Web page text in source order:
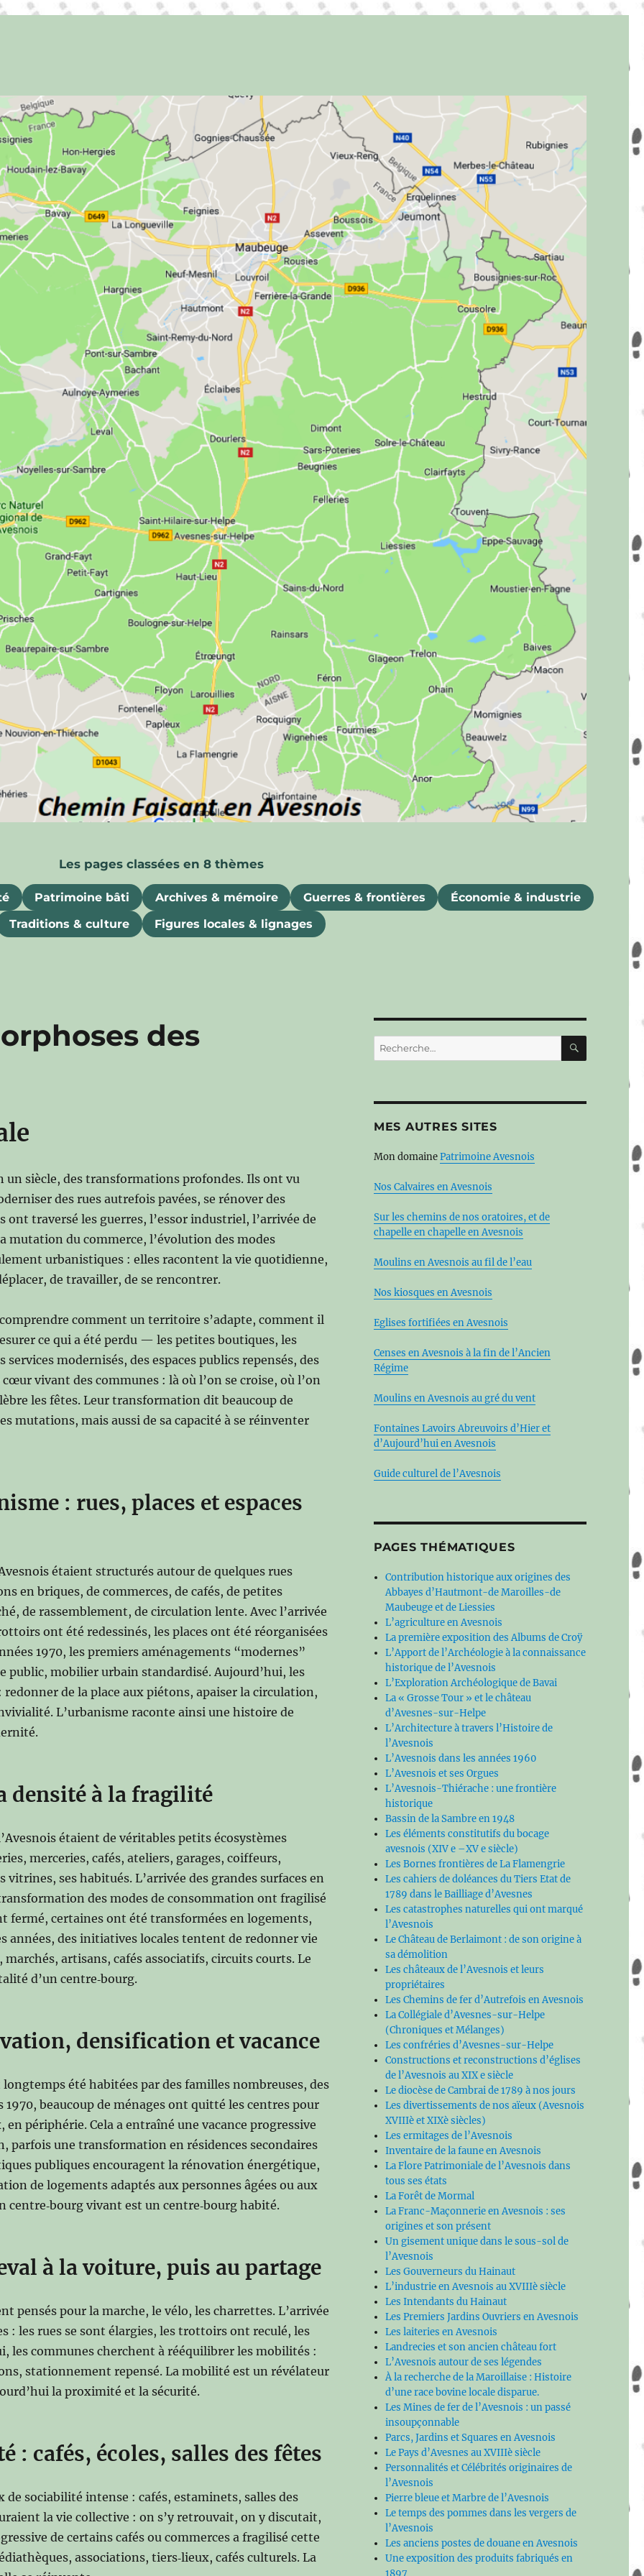
Patrimoine bâti Archives & mémoire Guerres & frontières
Économie & industrie
Traditions & culture
Figures locales & lignages
des
un siècle, des transformations profondes. Ils ont vu
des rues autrefois pavées, se rénover des
ont traversé les guerres, l’essor industriel, l’arrivée de
mutation du commerce, l’évolution des modes
urbanistiques : elles racontent la vie quotidienne,
de travailler, de se rencontrer.
comment un territoire s’adapte, comment il
ce qui a été perdu — les petites boutiques, les
modernisés, des espaces publics repensés, des
vivant des communes : là où l’on se croise, où l’on
les fêtes. Leur transformation dit beaucoup de
mutations, mais aussi de sa capacité à se réinventer
: rues, places et espaces
étaient structurés autour de quelques rues
en briques, de commerces, de cafés, de petites
de rassemblement, de circulation lente. Avec l’arrivée
ont été redessinés, les places ont été réorganisées
1970, les premiers aménagements “modernes”
public, mobilier urbain standardisé. Aujourd’hui, les
de la place aux piétons, apaiser la circulation,
L’urbanisme raconte ainsi une histoire de
densité à la fragilité
étaient de véritables petits écosystèmes
merceries, cafés, ateliers, garages, coiffeurs,
ses habitués. L’arrivée des grandes surfaces en
des modes de consommation ont fragilisé
fermé, certaines ont été transformées en logements,
années, des initiatives locales tentent de redonner vie
artisans, cafés associatifs, circuits courts. Le
d’un centre‑bourg.
densification et vacance
été habitées par des familles nombreuses, des
beaucoup de ménages ont quitté les centres pour
périphérie. Cela a entraîné une vacance progressive
parfois une transformation en résidences secondaires
publiques encouragent la rénovation énergétique,
de logements adaptés aux personnes âgées ou aux
centre‑bourg vivant est un centre‑bourg habité.
à la voiture, puis au partage
pensés pour la marche, le vélo, les charrettes. L’arrivée
: les rues se sont élargies, les trottoirs ont reculé, les
les communes cherchent à rééquilibrer les mobilités :
stationnement repensé. La mobilité est un révélateur
la proximité et la sécurité.
: cafés, écoles, salles des fêtes
sociabilité intense : cafés, estaminets, salles des
la vie collective : on s’y retrouvait, on y discutait,
de certains cafés ou commerces a fragilisé cette
associations, tiers‑lieux, cafés culturels. La
Recherche
pour :
MES AUTRES SITES
Mon domainePatrimoine Avesnois
Nos Calvaires en Avesnois
Sur les chemins de nos oratoires, et de
chapelle en chapelle en Avesnois
Moulins en Avesnois au fil de l’eau
Nos kiosques en Avesnois
Eglises fortifiées en Avesnois
Censes en Avesnois à la fin de l’Ancien
Régime
Moulins en Avesnois au gré du vent
Fontaines Lavoirs Abreuvoirs d’Hier et
d’Aujourd’hui en Avesnois
Guide culturel de l’Avesnois
PAGES THÉMATIQUES
Contribution historique aux origines des
Abbayes d’Hautmont-de Maroilles-de
Maubeuge et de Liessies
L’agriculture en Avesnois
La première exposition des Albums de Croÿ
L’Apport de l’Archéologie à la connaissance
historique de l’Avesnois
L’Exploration Archéologique de Bavai
La « Grosse Tour » et le château
d’Avesnes-sur-Helpe
L’Architecture à travers l’Histoire de
l’Avesnois
L’Avesnois dans les années 1960
L’Avesnois et ses Orgues
L’Avesnois-Thiérache : une frontière
historique
Bassin de la Sambre en 1948
Les éléments constitutifs du bocage
avesnois (XIV e –XV e siècle)
Les Bornes frontières de La Flamengrie
Les cahiers de doléances du Tiers Etat de
1789 dans le Bailliage d’Avesnes
Les catastrophes naturelles qui ont marqué
l’Avesnois
Le Château de Berlaimont : de son origine à
sa démolition
Les châteaux de l’Avesnois et leurs
propriétaires
Les Chemins de fer d’Autrefois en Avesnois
La Collégiale d’Avesnes-sur-Helpe
(Chroniques et Mélanges)
Les confréries d’Avesnes-sur-Helpe
Constructions et reconstructions d’églises
de l’Avesnois au XIX e siècle
Le diocèse de Cambrai de 1789 à nos jours
Les divertissements de nos aïeux (Avesnois
XVIIIè et XIXè siècles)
Les ermitages de l’Avesnois
Inventaire de la faune en Avesnois
La Flore Patrimoniale de l’Avesnois dans
tous ses états
La Forêt de Mormal
La Franc-Maçonnerie en Avesnois : ses
origines et son présent
Un gisement unique dans le sous-sol de
l’Avesnois
Les Gouverneurs du Hainaut
L’industrie en Avesnois au XVIIIè siècle
Les Intendants du Hainaut
Les Premiers Jardins Ouvriers en Avesnois
Les laiteries en Avesnois
Landrecies et son ancien château fort
L’Avesnois autour de ses légendes
À la recherche de la Maroillaise : Histoire
d’une race bovine locale disparue.
Les Mines de fer de l’Avesnois : un passé
insoupçonnable
Parcs, Jardins et Squares en Avesnois
Le Pays d’Avesnes au XVIIIè siècle
Personnalités et Célébrités originaires de
l’Avesnois
Pierre bleue et Marbre de l’Avesnois
Le temps des pommes dans les vergers de
l’Avesnois
Les anciens postes de douane en Avesnois
Une exposition des produits fabriqués en
1897